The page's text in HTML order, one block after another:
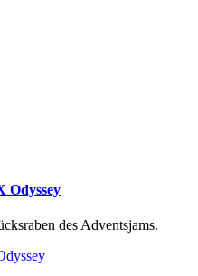
Odyssey
des Adventsjams.